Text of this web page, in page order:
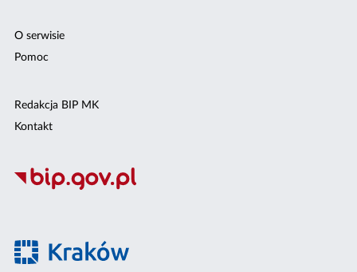
O serwisie
Pomoc
Redakcja BIP MK
Kontakt